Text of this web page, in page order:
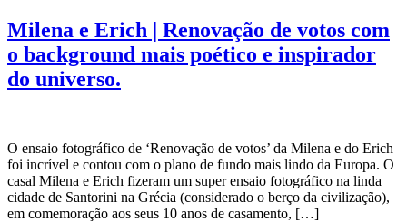
Milena e Erich | Renovação de votos com
o background mais poético e inspirador
do universo.
O ensaio fotográfico de ‘Renovação de votos’ da Milena e do Erich
foi incrível e contou com o plano de fundo mais lindo da Europa. O
casal Milena e Erich fizeram um super ensaio fotográfico na linda
cidade de Santorini na Grécia (considerado o berço da civilização),
em comemoração aos seus 10 anos de casamento, […]